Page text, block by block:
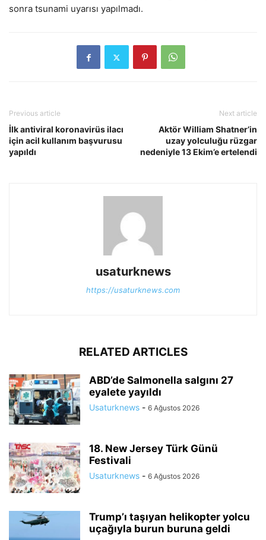
sonra tsunami uyarısı yapılmadı.
Previous article
İlk antiviral koronavirüs ilacı
için acil kullanım başvurusu
yapıldı
Next article
Aktör William Shatner’in
uzay yolculuğu rüzgar
nedeniyle 13 Ekim’e ertelendi
usaturknews
https://usaturknews.com
RELATED ARTICLES
ABD’de Salmonella salgını 27
eyalete yayıldı
Usaturknews - 6 Ağustos 2026
18. New Jersey Türk Günü
Festivali
Usaturknews - 6 Ağustos 2026
Trump’ı taşıyan helikopter yolcu
uçağıyla burun buruna geldi